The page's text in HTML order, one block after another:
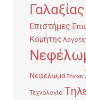
Γαλαξίας
Επιστήμες
Κομήτης
Νεφέλωμα Σάγκαν
Τεχνολογία